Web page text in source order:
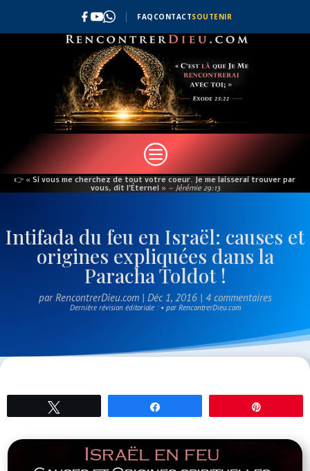
FAQ CONTACTSOUTENIR
c
👉 « Si vous me cherchez de tout votre coeur. Je me laisserai trouver par
vous, dit l’Éternel » – Jérémie 29:13
Intifada du feu en Israël: causes et
origines expliquées dans la
Paracha Toldot !
parRencontrerDieu.com| Déc 1, 2016| 4 commentaires
Dernière révision éditoriale : • par RencontrerDieu.com